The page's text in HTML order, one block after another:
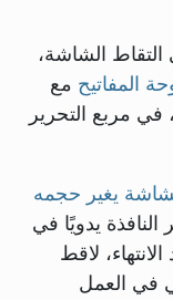
الشاشة،
المفاتيح مع
في مربع التحرير
يغير حجمه
النافذة يدويًا في
لاقط
في العمل